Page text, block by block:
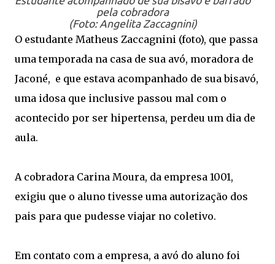
pela cobradora
(Foto: Angelita Zaccagnini)
O estudante Matheus Zaccagnini (foto), que passa
uma temporada na casa de sua avó, moradora de
Jaconé, e que estava acompanhado de sua bisavó,
uma idosa que inclusive passou mal com o
acontecido por ser hipertensa, perdeu um dia de
aula.
A cobradora Carina Moura, da empresa 1001,
exigiu que o aluno tivesse uma autorização dos
pais para que pudesse viajar no coletivo.
Em contato com a empresa, a avó do aluno foi